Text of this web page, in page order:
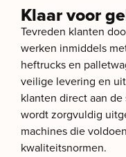
Klaar voor
Tevreden klanten
werken inmiddels
heftrucks en
veilige levering en
klanten direct aan
wordt zorgvuldig
machines die
kwaliteitsnormen.